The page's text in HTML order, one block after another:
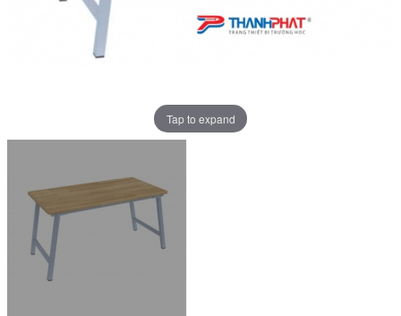
Tap to expand